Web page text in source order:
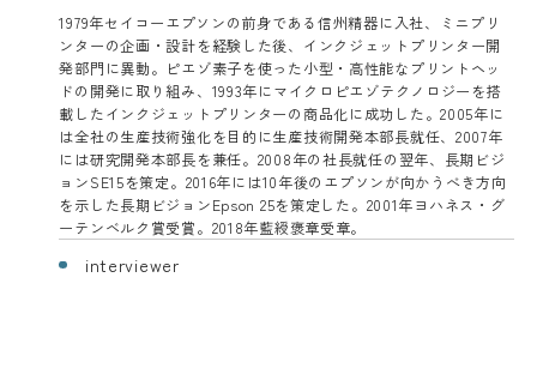
1979年セイコーエプソンの前身である信州精器に入社、ミニプリ
ンターの企画・設計を経験した後、インクジェットプリンター開
発部門に異動。ピエゾ素子を使った小型・高性能なプリントヘッ
ドの開発に取り組み、1993年にマイクロピエゾテクノロジーを搭
載したインクジェットプリンターの商品化に成功した。2005年に
は全社の生産技術強化を目的に生産技術開発本部長就任、2007年
には研究開発本部長を兼任。2008年の社長就任の翌年、長期ビジ
ョンSE15を策定。2016年には10年後のエプソンが向かうべき方向
を示した長期ビジョンEpson 25を策定した。2001年ヨハネス・グ
ーテンベルク賞受賞。2018年藍綬褒章受章。
interviewer